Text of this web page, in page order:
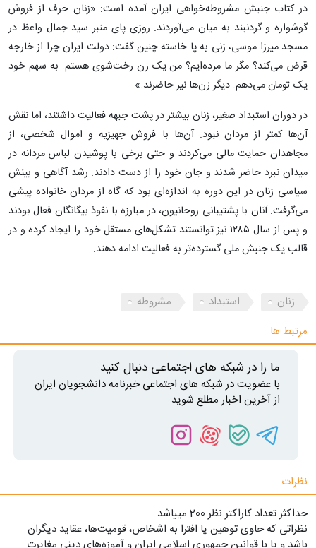
در کتاب جنبش مشروطه‌خواهی ایران آمده است: «زنان حرف از فروش
گوشواره و گردنبند به میان می‌آوردند. روزی پای منبر سید جمال واعظ در
مسجد میرزا موسی، زنی به پا خاسته چنین گفت: دولت ایران چرا از خارجه
قرض می‌کند؟ مگر ما مرده‌ایم؟ من یک زن رخت‌شوی هستم. به سهم خود
یک تومان می‌دهم. دیگر زن‌ها نیز حاضرند.»
در دوران استبداد صغیر، زنان بیشتر در پشت جبهه فعالیت داشتند، اما نقش
آن‌ها کمتر از مردان نبود. آن‌ها با فروش جهیزیه و اموال شخصی، از
مجاهدان حمایت مالی می‌کردند و حتی برخی با پوشیدن لباس مردانه در
میدان نبرد حاضر شدند و جان خود را از دست دادند. رشد آگاهی و بینش
سیاسی زنان در این دوره به اندازه‌ای بود که گاه از مردان خانواده پیشی
می‌گرفت. آنان با پشتیبانی روحانیون، در مبارزه با نفوذ بیگانگان فعال بودند
و پس از سال ۱۲۸۵ نیز توانستند تشکل‌های مستقل خود را ایجاد کرده و در
قالب یک جنبش ملی گسترده‌تر به فعالیت ادامه دهند.
زنان استبداد
مشروطه
مرتبط ها
ما را در شبکه های اجتماعی دنبال کنید
با عضویت در شبکه های اجتماعی خبرنامه دانشجویان ایران
از آخرین اخبار مطلع شوید
نظرات
حداکثر تعداد کاراکتر نظر 200 ميياشد
نظراتی که حاوی توهین یا افترا به اشخاص، قومیت‌ها، عقاید دیگران